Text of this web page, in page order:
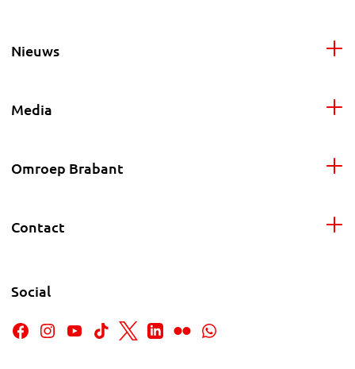
Nieuws
Media
Omroep Brabant
Contact
Social